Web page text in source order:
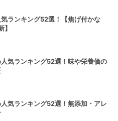
ランキング52選！【焦げ付かな
気ランキング52選！味や栄養価の
人気ランキング52選！無添加・アレ